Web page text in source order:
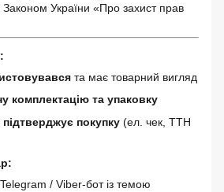
з Законом України «Про захист прав
та має товарний вигляд
комплектацію та упаковку
покупку (ел. чек, ТТН
/ Viber-бот із темою